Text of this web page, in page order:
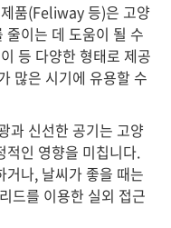
품(Feliway 등)은 고양
이는 데 도움이 될 수
등 다양한 형태로 제공
많은 시기에 유용할 수
과 신선한 공기는 고양
적인 영향을 미칩니다.
나, 날씨가 좋을 때는
드를 이용한 실외 접근